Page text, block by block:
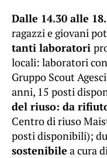
Dalle 14.30 alle
ragazzi e giovani
tanti laboratori
locali: laboratori con
Gruppo Scout
anni, 15 posti
del riuso: da
Centro di riuso
posti disponibili);
sostenibile a cura